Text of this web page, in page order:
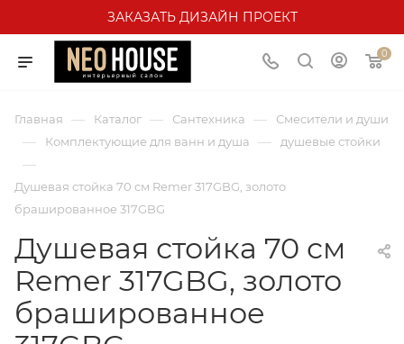
ЗАКАЗАТЬ ДИЗАЙН ПРОЕКТ
0
Главная — Каталог — Сантехника — Смесители и души
— Комплектующие для ванн и душа — душевые стойки
—
Душевая стойка 70 см Remer 317GBG, золото
брашированное 317GBG
Душевая стойка 70 см
Remer 317GBG, золото
брашированное